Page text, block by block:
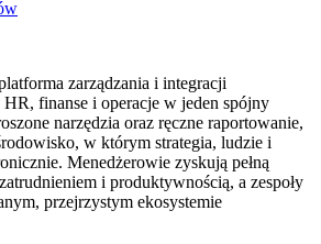
zarządzania i integracji
HR, finanse i operacje w jeden spójny
narzędzia oraz ręczne raportowanie,
w którym strategia, ludzie i
Menedżerowie zyskują pełną
i produktywnością, a zespoły
przejrzystym ekosystemie